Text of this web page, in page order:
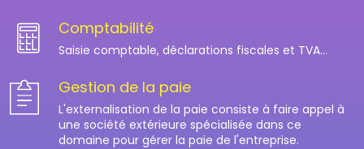
Comptabilité
Saisie comptable, déclarations fiscales et TVA...
Gestion de la paie
L'externalisation de la paie consiste à faire appel à
une société extérieure spécialisée dans ce
domaine pour gérer la paie de l'entreprise.